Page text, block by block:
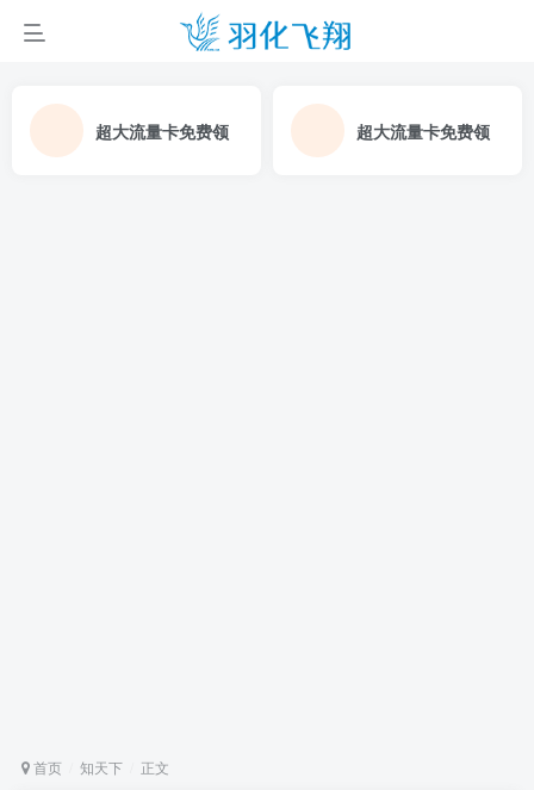
超大流量卡免费领 超大流量卡免费领
首页 知天下 正文